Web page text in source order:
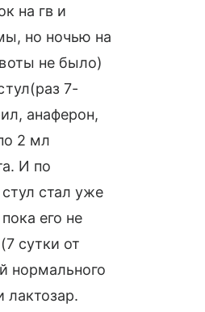
на гв и
но ночью на
не было)
7-
анаферон,
2 мл
И по
стал уже
его не
сутки от
нормального
лактозар.